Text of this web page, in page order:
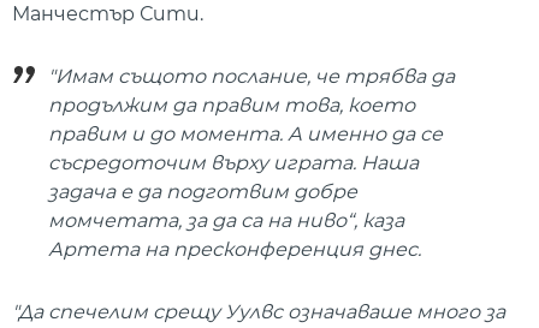
Манчестър Сити.
"Имам същото послание, че трябва да
продължим да правим това, което
правим и до момента. А именно да се
съсредоточим върху играта. Наша
задача е да подготвим добре
момчетата, за да са на ниво“, каза
Артета на пресконференция днес.
"Да спечелим срещу Уулвс означаваше много за